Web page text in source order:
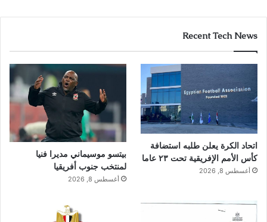
Recent Tech News
اتحاد الكرة يعلن طلبه استضافة
كأس الأمم الإفريقية تحت ٢٣ عاما
أغسطس 8, 2026
بيتسو موسيماني مديرا فنيا
لمنتخب جنوب أفريقيا
أغسطس 8, 2026